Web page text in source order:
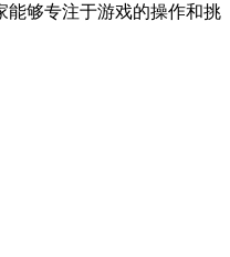
能够专注于游戏的操作和挑